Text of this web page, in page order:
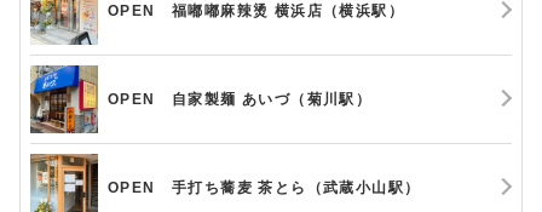
OPEN 福嘟嘟麻辣烫 横浜店（横浜駅）
OPEN 自家製麺 あいづ（菊川駅）
OPEN 手打ち蕎麦 茶とら（武蔵小山駅）